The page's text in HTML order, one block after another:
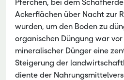
Pferchen, bei dem
Ackerflächen über Nacht zur
wurden, um den Boden zu
organischen Düngung war
mineralischer Dünger eine
Steigerung der
diente der